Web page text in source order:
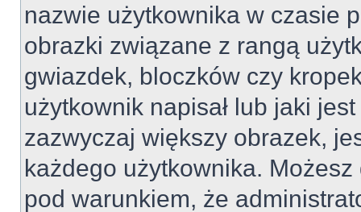
nazwie użytkownika w czasie
obrazki związane z rangą
gwiazdek, bloczków czy
użytkownik napisał lub jaki
zazwyczaj większy obrazek,
każdego użytkownika.
pod warunkiem, że